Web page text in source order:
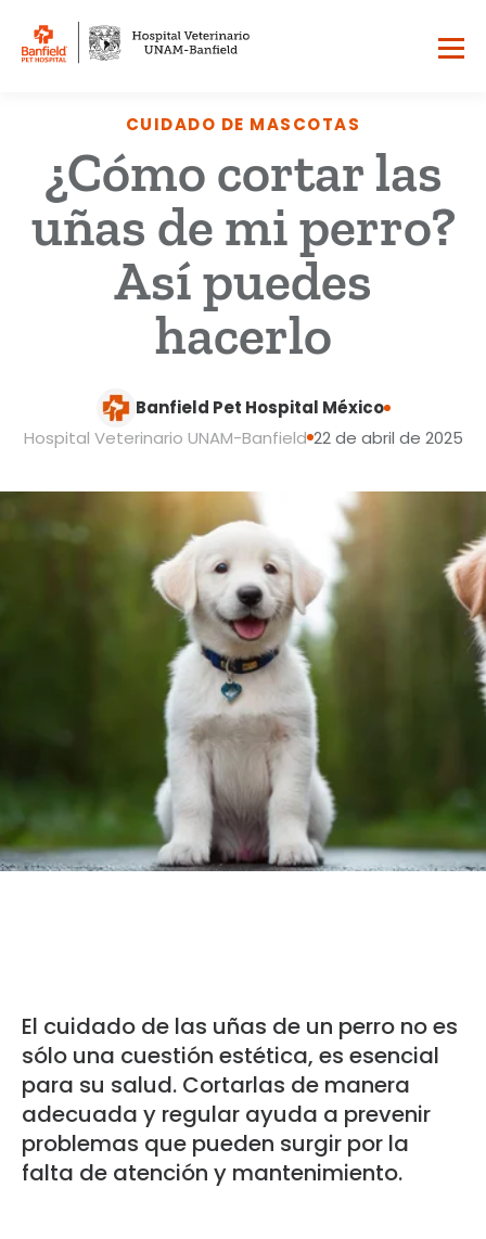
CUIDADO DE MASCOTAS
¿Cómo cortar las
uñas de mi perro?
Así puedes
hacerlo
Banfield Pet Hospital México
Hospital Veterinario UNAM-Banfield 22 de abril de 2025
El cuidado de las uñas de un perro no es
sólo una cuestión estética, es esencial
para su salud. Cortarlas de manera
adecuada y regular ayuda a prevenir
problemas que pueden surgir por la
falta de atención y mantenimiento.